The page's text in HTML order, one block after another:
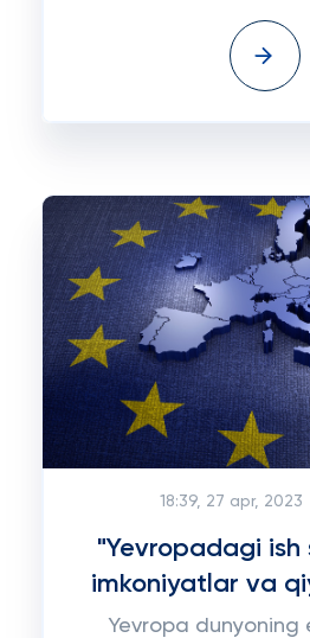
18:39, 27 apr, 2023
"Yevropadagi ish
imkoniyatlar va
Yevropa